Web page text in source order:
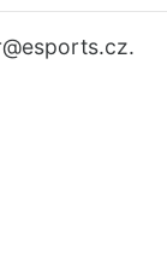
@esports.cz.